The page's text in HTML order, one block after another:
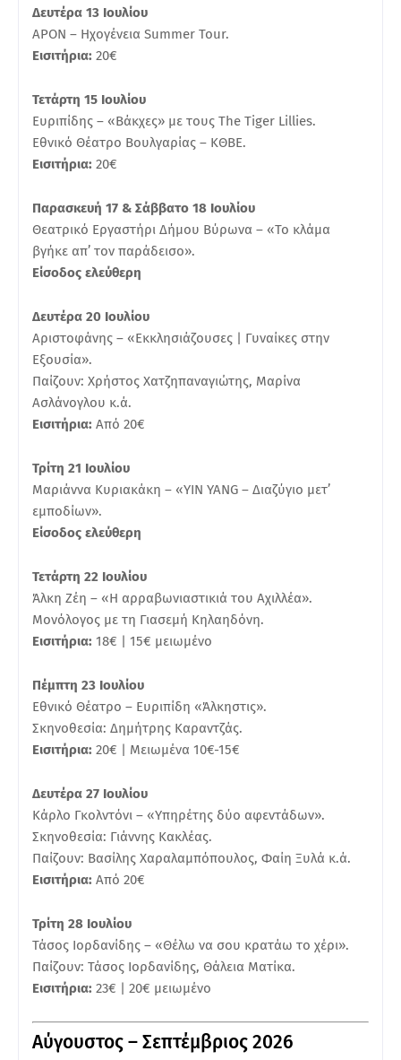
Δευτέρα 13 Ιουλίου
ΑΡΟΝ – Ηχογένεια Summer Tour.
Εισιτήρια: 20€
Τετάρτη 15 Ιουλίου
Ευριπίδης – «Βάκχες» με τους The Tiger Lillies.
Εθνικό Θέατρο Βουλγαρίας – ΚΘΒΕ.
Εισιτήρια: 20€
Παρασκευή 17 & Σάββατο 18 Ιουλίου
Θεατρικό Εργαστήρι Δήμου Βύρωνα – «Το κλάμα
βγήκε απ’ τον παράδεισο».
Είσοδος ελεύθερη
Δευτέρα 20 Ιουλίου
Αριστοφάνης – «Εκκλησιάζουσες | Γυναίκες στην
Εξουσία».
Παίζουν: Χρήστος Χατζηπαναγιώτης, Μαρίνα
Ασλάνογλου κ.ά.
Εισιτήρια: Από 20€
Τρίτη 21 Ιουλίου
Μαριάννα Κυριακάκη – «ΥΙΝ ΥΑNG – Διαζύγιο μετ’
εμποδίων».
Είσοδος ελεύθερη
Τετάρτη 22 Ιουλίου
Άλκη Ζέη – «Η αρραβωνιαστικιά του Αχιλλέα».
Μονόλογος με τη Γιασεμή Κηλαηδόνη.
Εισιτήρια: 18€ | 15€ μειωμένο
Πέμπτη 23 Ιουλίου
Εθνικό Θέατρο – Ευριπίδη «Άλκηστις».
Σκηνοθεσία: Δημήτρης Καραντζάς.
Εισιτήρια: 20€ | Μειωμένα 10€-15€
Δευτέρα 27 Ιουλίου
Κάρλο Γκολντόνι – «Υπηρέτης δύο αφεντάδων».
Σκηνοθεσία: Γιάννης Κακλέας.
Παίζουν: Βασίλης Χαραλαμπόπουλος, Φαίη Ξυλά κ.ά.
Εισιτήρια: Από 20€
Τρίτη 28 Ιουλίου
Τάσος Ιορδανίδης – «Θέλω να σου κρατάω το χέρι».
Παίζουν: Τάσος Ιορδανίδης, Θάλεια Ματίκα.
Εισιτήρια: 23€ | 20€ μειωμένο
Αύγουστος – Σεπτέμβριος 2026